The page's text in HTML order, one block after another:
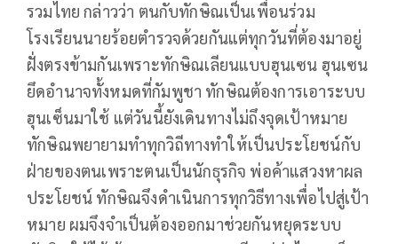
รวมไทย กล่าวว่า ตนกับทักษิณเป็นเพื่อนร่วม
โรงเรียนนายร้อยตำรวจด้วยกันแต่ทุกวันที่ต้องมาอยู่
ฝั่งตรงข้ามกันเพราะทักษิณเลียนแบบฮุนเซน ฮุนเซน
ยึดอำนาจทั้งหมดที่กัมพูชา ทักษิณต้องการเอาระบบ
ฮุนเซ็นมาใช้ แต่วันนี้ยังเดินทางไม่ถึงจุดเป้าหมาย
ทักษิณพยายามทำทุกวิถีทางทำให้เป็นประโยชน์กับ
ฝ่ายของตนเพราะตนเป็นนักธุรกิจ พ่อค้าแสวงหาผล
ประโยชน์ ทักษิณจึงดำเนินการทุกวิธีทางเพื่อไปสู่เป้า
หมาย ผมจึงจำเป็นต้องออกมาช่วยกันหยุดระบบ